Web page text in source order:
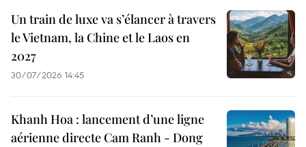
Un train de luxe va s’élancer à travers
le Vietnam, la Chine et le Laos en
2027
30/07/2026 14:45
Khanh Hoa : lancement d’une ligne
aérienne directe Cam Ranh - Dong